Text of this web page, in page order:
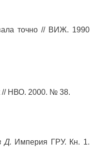
точно // ВИЖ. 1990
// НВО. 2000. № 38.
Д. Империя ГРУ. Кн. 1.